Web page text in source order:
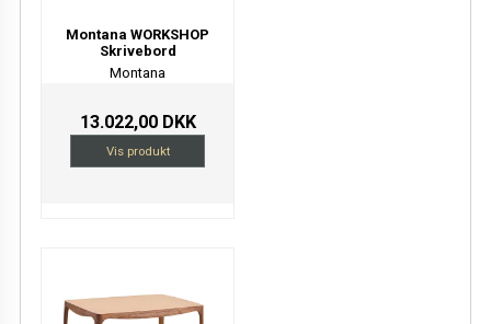
Montana WORKSHOP
Skrivebord
Montana
13.022,00 DKK
Vis produkt